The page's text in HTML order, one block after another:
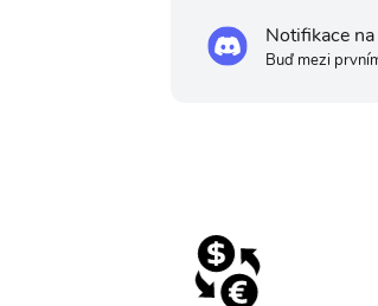
Notifikace na
Buď mezi